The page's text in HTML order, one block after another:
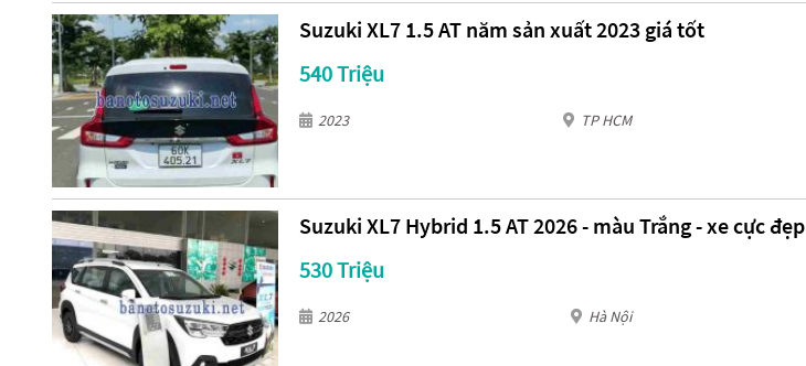
Suzuki XL7 1.5 AT năm sản xuất 2023 giá tốt
540 Triệu
2023 TP HCM
Suzuki XL7 Hybrid 1.5 AT 2026 - màu Trắng - xe cực đẹp
530 Triệu
2026 Hà Nội